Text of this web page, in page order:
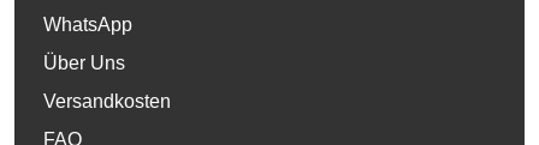
WhatsApp
Über Uns
Versandkosten
FAQ